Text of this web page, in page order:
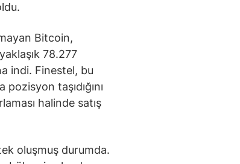
Bitcoin,
78.277
indi. Finestel, bu
pozisyon taşıdığını
halinde satış
oluşmuş durumda.